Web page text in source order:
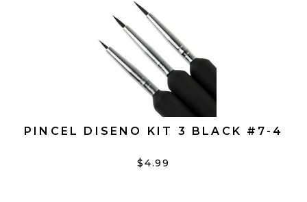
PINCEL DISENO KIT 3 BLACK #7-4
$4.99